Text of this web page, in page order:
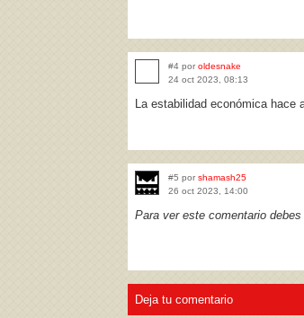
#4 por oldesnake
24 oct 2023, 08:13
La estabilidad económica hace
#5 por shamash25
26 oct 2023, 14:00
Para ver este comentario debes
Deja tu comentario